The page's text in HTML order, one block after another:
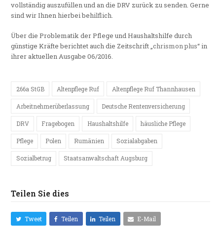
vollständig auszufüllen und an die DRV zurück zu senden. Gerne
sind wir Ihnen hierbei behilflich.
Über die Problematik der Pflege und Haushaltshilfe durch
günstige Kräfte berichtet auch die Zeitschrift „chrismon plus“ in
ihrer aktuellen Ausgabe 06/2016.
266a StGB Altenpflege Ruf Altenpflege Ruf Thannhausen
Arbeitnehmerüberlassung Deutsche Rentenversicherung
DRV Fragebogen Haushaltshilfe häusliche Pflege
Pflege Polen Rumänien Sozialabgaben
Sozialbetrug Staatsanwaltschaft Augsburg
Teilen Sie dies
Tweet Teilen Teilen E-Mail